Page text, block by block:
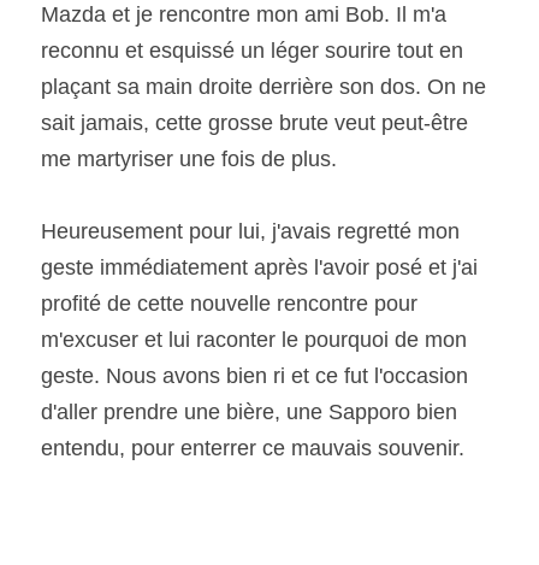
Mazda et je rencontre mon ami Bob. Il m'a
reconnu et esquissé un léger sourire tout en
plaçant sa main droite derrière son dos. On ne
sait jamais, cette grosse brute veut peut-être
me martyriser une fois de plus.
Heureusement pour lui, j'avais regretté mon
geste immédiatement après l'avoir posé et j'ai
profité de cette nouvelle rencontre pour
m'excuser et lui raconter le pourquoi de mon
geste. Nous avons bien ri et ce fut l'occasion
d'aller prendre une bière, une Sapporo bien
entendu, pour enterrer ce mauvais souvenir.